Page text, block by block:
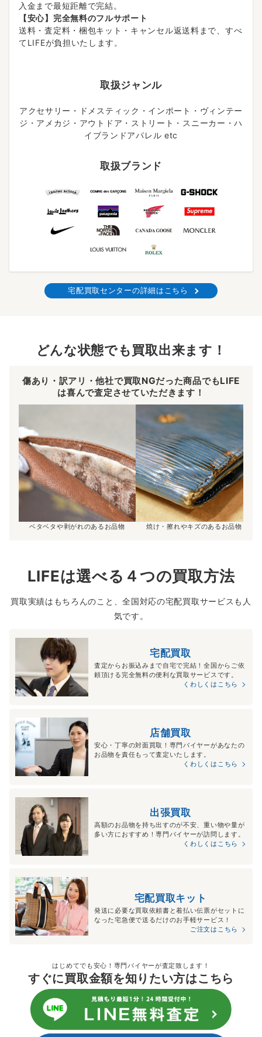
入金まで最短距離で完結。
【安心】完全無料のフルサポート
送料・査定料・梱包キット・キャンセル返送料まで、すべ
てLIFEが負担いたします。
取扱ジャンル
アクセサリー・ドメスティック・インポート・ヴィンテー
ジ・アメカジ・アウトドア・ストリート・スニーカー・ハ
イブランドアパレル etc
取扱ブランド
宅配買取センターの詳細はこちら
どんな状態でも買取出来ます！
傷あり・訳アリ・他社で買取NGだった商品でもLIFE
は喜んで査定させていただきます！
ベタベタや剥がれのあるお品物 焼け・擦れやキズのあるお品物
LIFEは選べる４つの買取方法
買取実績はもちろんのこと、全国対応の宅配買取サービスも人
気です。
宅配買取
査定からお振込みまで自宅で完結！全国からご依
頼頂ける完全無料の便利な買取サービスです。
くわしくはこちら
店舗買取
安心・丁寧の対面買取！専門バイヤーがあなたの
お品物を責任もって査定いたします。
くわしくはこちら
出張買取
高額のお品物を持ち出すのが不安、重い物や量が
多い方におすすめ！専門バイヤーが訪問します。
くわしくはこちら
宅配買取キット
発送に必要な買取依頼書と着払い伝票がセットに
なった宅急便で送るだけのお手軽サービス！
ご注文はこちら
はじめてでも安心！専門バイヤーが査定致します！
すぐに買取金額を知りたい方はこちら